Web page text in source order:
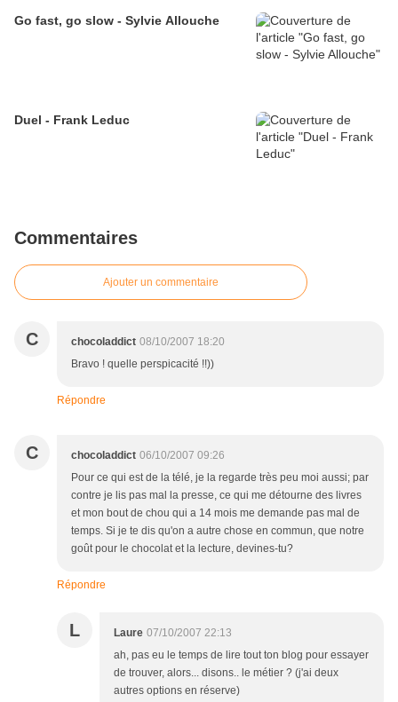
Go fast, go slow - Sylvie Allouche
Duel - Frank Leduc
Commentaires
Ajouter un commentaire
C chocoladdict 08/10/2007 18:20
Bravo ! quelle perspicacité !!))
Répondre
C chocoladdict 06/10/2007 09:26
Pour ce qui est de la télé, je la regarde très peu moi aussi; par
contre je lis pas mal la presse, ce qui me détourne des livres
et mon bout de chou qui a 14 mois me demande pas mal de
temps. Si je te dis qu'on a autre chose en commun, que notre
goût pour le chocolat et la lecture, devines-tu?
Répondre
L Laure 07/10/2007 22:13
ah, pas eu le temps de lire tout ton blog pour essayer
de trouver, alors... disons.. le métier ? (j'ai deux
autres options en réserve)